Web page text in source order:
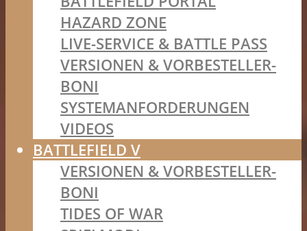
HAZARD ZONE
LIVE-SERVICE & BATTLE PASS
VERSIONEN & VORBESTELLER-
BONI
SYSTEMANFORDERUNGEN
VIDEOS
BATTLEFIELD V
VERSIONEN & VORBESTELLER-
BONI
TIDES OF WAR